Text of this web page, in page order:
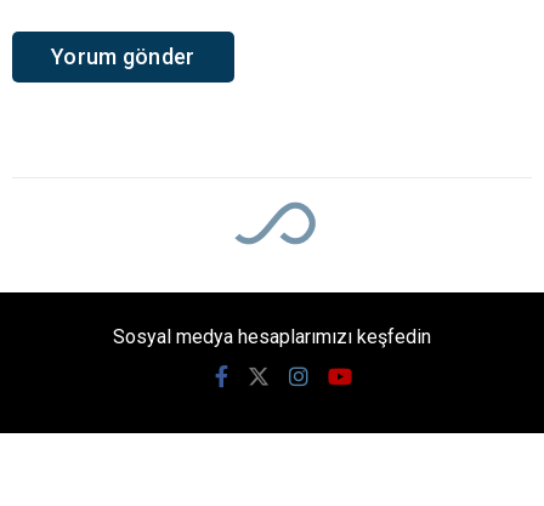
Güneş Tutulması
Heyecanı! En Güzel
Manzara Kerpe, Kefken ve